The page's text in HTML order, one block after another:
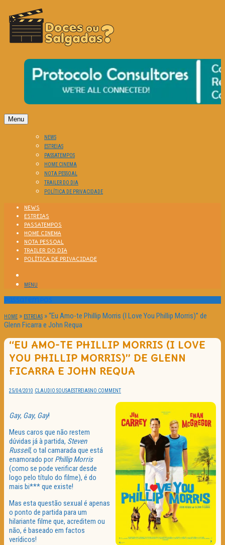
DOCES OU SALGADAS?
O Cinema? Uma Paixão!!
Menu
NEWS
ESTREIAS
PASSATEMPOS
HOME CINEMA
NOTA PESSOAL
TRAILER DO DIA
POLÍTICA DE PRIVACIDADE
NEWS
ESTREIAS
PASSATEMPOS
HOME CINEMA
NOTA PESSOAL
TRAILER DO DIA
POLÍTICA DE PRIVACIDADE
MENU
Passatempos
HOME » ESTREIAS »“Eu Amo-te Phillip Morris (I Love You Phillip Morris)” de
Glenn Ficarra e John Requa
“EU AMO-TE PHILLIP MORRIS (I LOVE
YOU PHILLIP MORRIS)” DE GLENN
FICARRA E JOHN REQUA
25/04/2010 CLAUDIO SOUSAESTREIASNO COMMENT
Gay, Gay, Gay!
Meus caros que não restem
dúvidas já à partida, Steven
Russell, o tal camarada que está
enamorado por Phillip Morris
(como se pode verificar desde
logo pelo título do filme), é do
mais bi*** que existe!
Mas esta questão sexual é apenas
o ponto de partida para um
hilariante filme que, acreditem ou
não, é baseado em factos
verídicos!